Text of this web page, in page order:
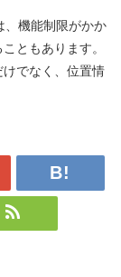
、機能制限がかか
ともあります。
でなく、位置情